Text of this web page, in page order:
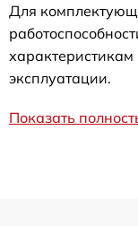
Для
эксплуатации.
Показать